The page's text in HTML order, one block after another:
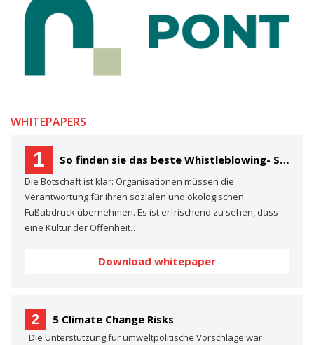
WHITEPAPERS
1 So finden sie das beste Whistleblowing- System für Ihre Organisation Ein Käuferleitfaden
Die Botschaft ist klar: Organisationen müssen die
Verantwortung für ihren sozialen und ökologischen
Fußabdruck übernehmen. Es ist erfrischend zu sehen, dass
eine Kultur der Offenheit…
Download whitepaper
2 5 Climate Change Risks
Die Unterstützung für umweltpolitische Vorschläge war